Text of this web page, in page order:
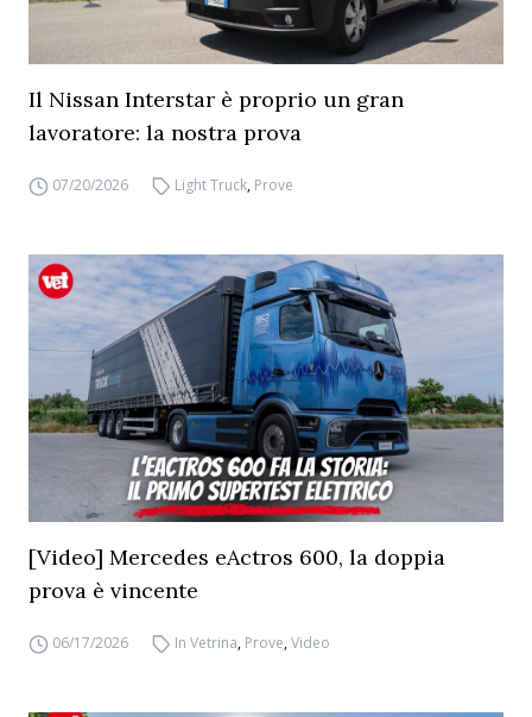
Il Nissan Interstar è proprio un gran
lavoratore: la nostra prova
07/20/2026 Light Truck, Prove
[Video] Mercedes eActros 600, la doppia
prova è vincente
06/17/2026 In Vetrina, Prove,Video